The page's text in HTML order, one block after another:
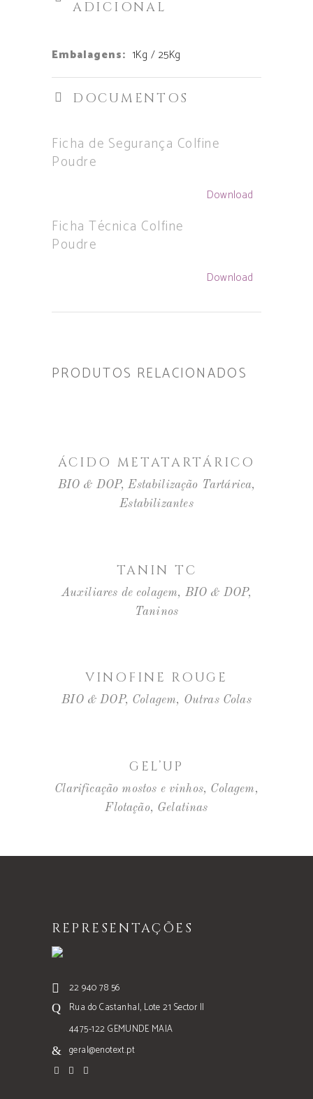
ADICIONAL
Embalagens: 1Kg / 25Kg
DOCUMENTOS
Ficha de Segurança Colfine
Poudre
Download
Ficha Técnica Colfine
Poudre
Download
PRODUTOS RELACIONADOS
ÁCIDO METATARTÁRICO
BIO & DOP,Estabilização Tartárica,
Estabilizantes
TANIN TC
Auxiliares de colagem, BIO & DOP,
Taninos
VINOFINE ROUGE
BIO & DOP, Colagem, Outras Colas
GEL’UP
Clarificação mostos e vinhos, Colagem,
Flotação, Gelatinas
REPRESENTAÇÕES
22 940 78 56
Rua do Castanhal, Lote 21 Sector II
4475-122 GEMUNDE MAIA
geral@enotext.pt